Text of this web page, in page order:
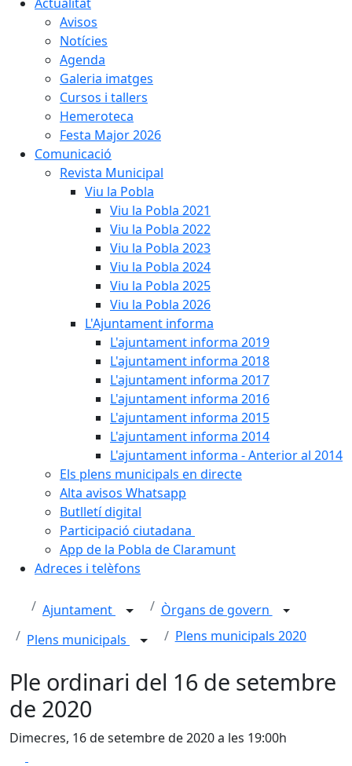
Avisos
Notícies
Agenda
Galeria imatges
Cursos i tallers
Hemeroteca
Festa Major 2026
Comunicació
Revista Municipal
Viu la Pobla
Viu la Pobla 2021
Viu la Pobla 2022
Viu la Pobla 2023
Viu la Pobla 2024
Viu la Pobla 2025
Viu la Pobla 2026
L'Ajuntament informa
L'ajuntament informa 2019
L'ajuntament informa 2018
L'ajuntament informa 2017
L'ajuntament informa 2016
L'ajuntament informa 2015
L'ajuntament informa 2014
L'ajuntament informa - Anterior al 2014
Els plens municipals en directe
Alta avisos Whatsapp
Butlletí digital
Participació ciutadana
App de la Pobla de Claramunt
Adreces i telèfons
Ajuntament
Òrgans de govern
Plens municipals
Plens municipals 2020
Ple ordinari del 16 de setembre
de 2020
Dimecres, 16 de setembre de 2020 a les 19:00h